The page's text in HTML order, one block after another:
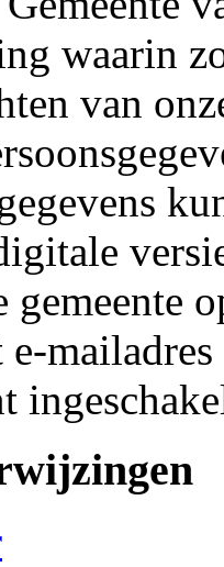
waarin
van
gemeente